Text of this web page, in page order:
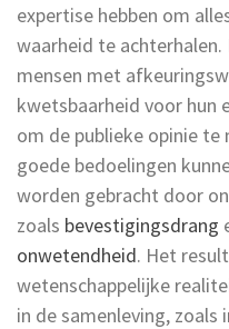
expertise hebben om
waarheid te
mensen met
kwetsbaarheid voor hun
om de publieke opinie
goede bedoelingen
worden gebracht door
zoals bevestigingsdrang
onwetendheid. Het
wetenschappelijke
in de samenleving, zoals